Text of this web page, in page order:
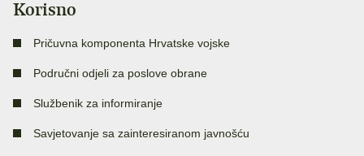
Korisno
Pričuvna komponenta Hrvatske vojske
Područni odjeli za poslove obrane
Službenik za informiranje
Savjetovanje sa zainteresiranom javnošću